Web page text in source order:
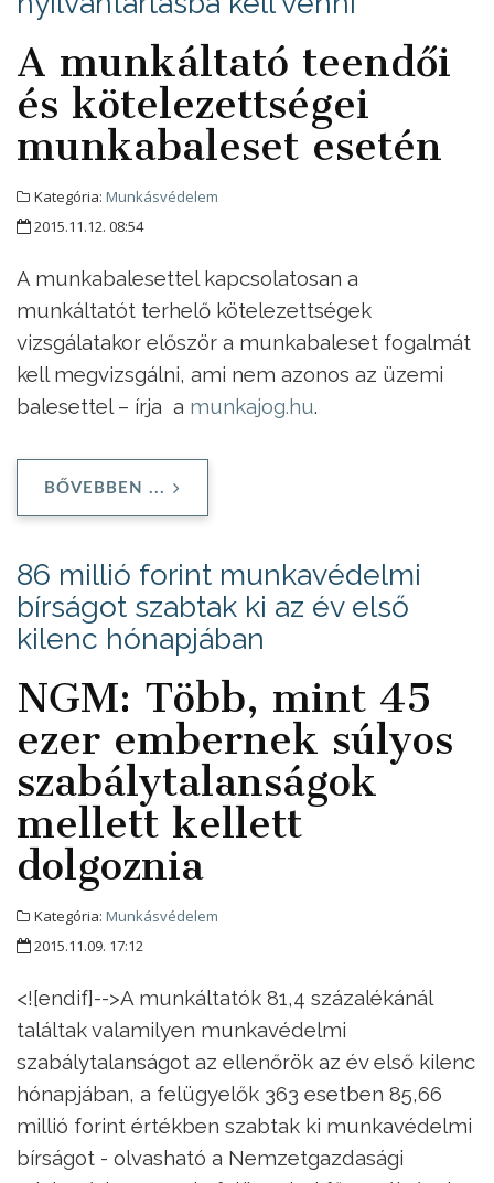
A munkáltató teendői
és kötelezettségei
munkabaleset esetén
Kategória: Munkásvédelem
2015.11.12. 08:54
A munkabalesettel kapcsolatosan a
munkáltatót terhelő kötelezettségek
vizsgálatakor először a munkabaleset fogalmát
kell megvizsgálni, ami nem azonos az üzemi
balesettel – írja a munkajog.hu.
BŐVEBBEN ...
86 millió forint munkavédelmi
bírságot szabtak ki az év első
kilenc hónapjában
NGM: Több, mint 45
ezer embernek súlyos
szabálytalanságok
mellett kellett
dolgoznia
Kategória: Munkásvédelem
2015.11.09. 17:12
<![endif]-->A munkáltatók 81,4 százalékánál
találtak valamilyen munkavédelmi
szabálytalanságot az ellenőrök az év első kilenc
hónapjában, a felügyelők 363 esetben 85,66
millió forint értékben szabtak ki munkavédelmi
bírságot - olvasható a Nemzetgazdasági